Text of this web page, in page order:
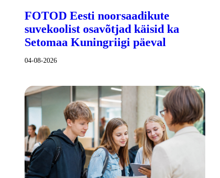
FOTOD Eesti noorsaadikute
suvekoolist osavõtjad käisid ka
Setomaa Kuningriigi päeval
04-08-2026